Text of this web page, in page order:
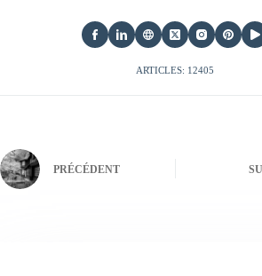
ARTICLES: 12405
PRÉCÉDENT